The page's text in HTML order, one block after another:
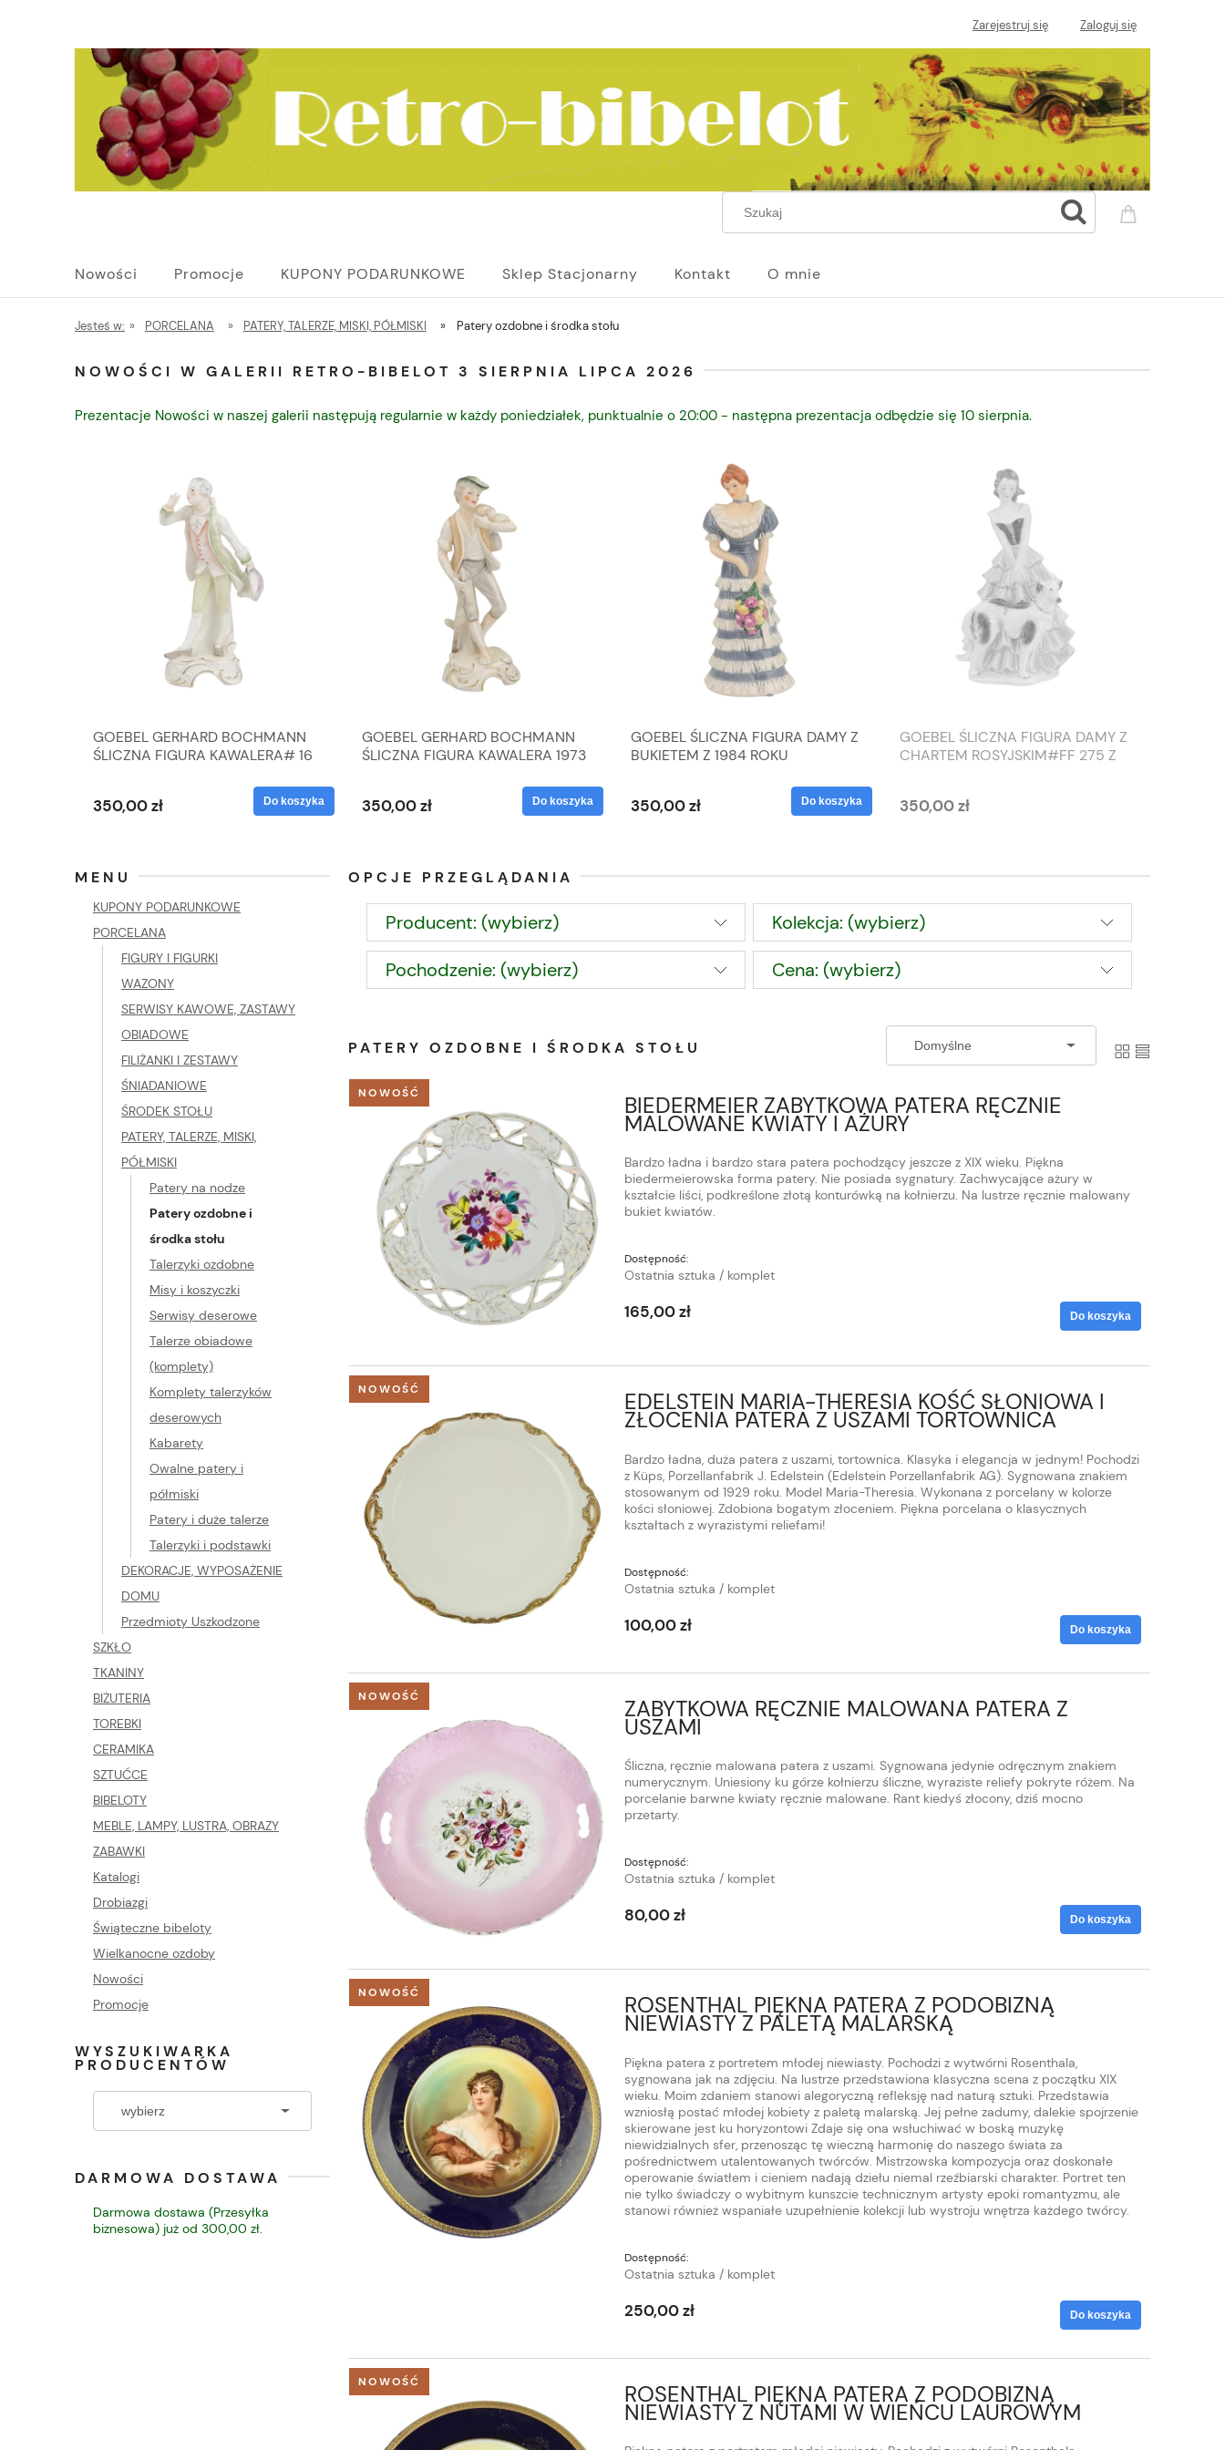
Zarejestruj się Zaloguj się
Nowości Promocje KUPONY PODARUNKOWE Sklep Stacjonarny Kontakt O mnie
Jesteś w: » PORCELANA » PATERY, TALERZE, MISKI, PÓŁMISKI » Patery ozdobne i środka stołu
NOWOŚCI W GALERII RETRO-BIBELOT 3 SIERPNIA LIPCA 2026
Prezentacje Nowości w naszej galerii następują regularnie w każdy poniedziałek, punktualnie o 20:00 - następna prezentacja odbędzie się 10 sierpnia.
GOEBEL GERHARD BOCHMANN
ŚLICZNA FIGURA KAWALERA# 16
350,00 zł Do koszyka
GOEBEL GERHARD BOCHMANN
ŚLICZNA FIGURA KAWALERA 1973
350,00 zł Do koszyka
GOEBEL ŚLICZNA FIGURA DAMY Z
BUKIETEM Z 1984 ROKU
350,00 zł Do koszyka
GOEBEL ŚLICZNA FIGURA DAMY Z
CHARTEM ROSYJSKIM#FF 275 Z
350,00 zł
MENU
KUPONY PODARUNKOWE
PORCELANA
FIGURY I FIGURKI
WAZONY
SERWISY KAWOWE, ZASTAWY
OBIADOWE
FILIŻANKI I ZESTAWY
ŚNIADANIOWE
ŚRODEK STOŁU
PATERY, TALERZE, MISKI,
PÓŁMISKI
Patery na nodze
Patery ozdobne i
środka stołu
Talerzyki ozdobne
Misy i koszyczki
Serwisy deserowe
Talerze obiadowe
(komplety)
Komplety talerzyków
deserowych
Kabarety
Owalne patery i
półmiski
Patery i duże talerze
Talerzyki i podstawki
DEKORACJE, WYPOSAŻENIE
DOMU
Przedmioty Uszkodzone
SZKŁO
TKANINY
BIŻUTERIA
TOREBKI
CERAMIKA
SZTUĆCE
BIBELOTY
MEBLE, LAMPY, LUSTRA, OBRAZY
ZABAWKI
Katalogi
Drobiazgi
Świąteczne bibeloty
Wielkanocne ozdoby
Nowości
Promocje
WYSZUKIWARKA
PRODUCENTÓW
DARMOWA DOSTAWA
Darmowa dostawa (Przesyłka
biznesowa) już od 300,00 zł.
OPCJE PRZEGLĄDANIA
Producent: (wybierz)
Kolekcja: (wybierz)
Pochodzenie: (wybierz)
Cena: (wybierz)
PATERY OZDOBNE I ŚRODKA STOŁU
BIEDERMEIER ZABYTKOWA PATERA RĘCZNIE
MALOWANE KWIATY I AŻURY
Bardzo ładna i bardzo stara patera pochodzący jeszcze z XIX wieku. Piękna
biedermeierowska forma patery. Nie posiada sygnatury. Zachwycające ażury w
kształcie liści, podkreślone złotą konturówką na kołnierzu. Na lustrze ręcznie malowany
bukiet kwiatów.
Dostępność:
Ostatnia sztuka / komplet
165,00 zł Do koszyka
NOWOŚĆ
EDELSTEIN MARIA-THERESIA KOŚĆ SŁONIOWA I
ZŁOCENIA PATERA Z USZAMI TORTOWNICA
Bardzo ładna, duża patera z uszami, tortownica. Klasyka i elegancja w jednym! Pochodzi
z Küps, Porzellanfabrik J. Edelstein (Edelstein Porzellanfabrik AG). Sygnowana znakiem
stosowanym od 1929 roku. Model Maria-Theresia. Wykonana z porcelany w kolorze
kości słoniowej. Zdobiona bogatym złoceniem. Piękna porcelana o klasycznych
kształtach z wyrazistymi reliefami!
Dostępność:
Ostatnia sztuka / komplet
100,00 zł Do koszyka
NOWOŚĆ
ZABYTKOWA RĘCZNIE MALOWANA PATERA Z
USZAMI
Śliczna, ręcznie malowana patera z uszami. Sygnowana jedynie odręcznym znakiem
numerycznym. Uniesiony ku górze kołnierzu śliczne, wyraziste reliefy pokryte różem. Na
porcelanie barwne kwiaty ręcznie malowane. Rant kiedyś złocony, dziś mocno
przetarty.
Dostępność:
Ostatnia sztuka / komplet
80,00 zł Do koszyka
NOWOŚĆ
ROSENTHAL PIĘKNA PATERA Z PODOBIZNĄ
NIEWIASTY Z PALETĄ MALARSKĄ
Piękna patera z portretem młodej niewiasty. Pochodzi z wytwórni Rosenthala,
sygnowana jak na zdjęciu. Na lustrze przedstawiona klasyczna scena z początku XIX
wieku. Moim zdaniem stanowi alegoryczną refleksję nad naturą sztuki. Przedstawia
wzniosłą postać młodej kobiety z paletą malarską. Jej pełne zadumy, dalekie spojrzenie
skierowane jest ku horyzontowi Zdaje się ona wsłuchiwać w boską muzykę
niewidzialnych sfer, przenosząc tę wieczną harmonię do naszego świata za
pośrednictwem utalentowanych twórców. Mistrzowska kompozycja oraz doskonałe
operowanie światłem i cieniem nadają dziełu niemal rzeźbiarski charakter. Portret ten
nie tylko świadczy o wybitnym kunszcie technicznym artysty epoki romantyzmu, ale
stanowi również wspaniałe uzupełnienie kolekcji lub wystroju wnętrza każdego twórcy.
Dostępność:
Ostatnia sztuka / komplet
250,00 zł Do koszyka
NOWOŚĆ
ROSENTHAL PIĘKNA PATERA Z PODOBIZNĄ
NIEWIASTY Z NUTAMI W WIEŃCU LAUROWYM
NOWOŚĆ